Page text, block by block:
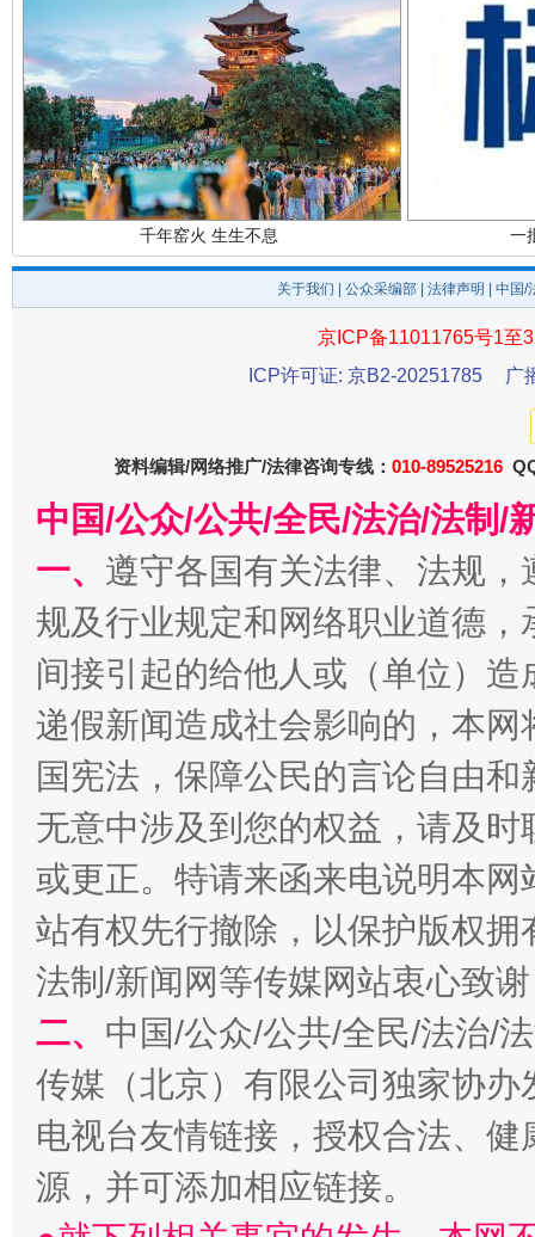
千年窑火 生生不息 一
揭开“小金库”的免责幌子
受贿1.44亿！段成刚被判无期 从幼
全民健身五年计划来了！等你上场
关于我们 公众采编部 法律声明 | 中国
京ICP备11011765号1至
ICP许可证: 京B2-20251785
广
资料编辑/网络推广/法律咨询专线： 010-89525216
中国/公众/公共/全民/法治/法制/
一、 遵守各国有关法律、法规
规及行业规定和网络职业道德
间接引起的给他人或（单位）
递假新闻造成社会影响的，本
国宪法，保障公民的言论自由
无意中涉及到您的权益，请及
或更正。特请来函来电说明本
站有权先行撤除，以保护版权
法制/新闻网等传媒网站衷心致
二、 中国/公众/公共/全民/法治/
传媒（北京）有限公司独家协
电视台友情链接，授权合法、
源，并可添加相应链接。